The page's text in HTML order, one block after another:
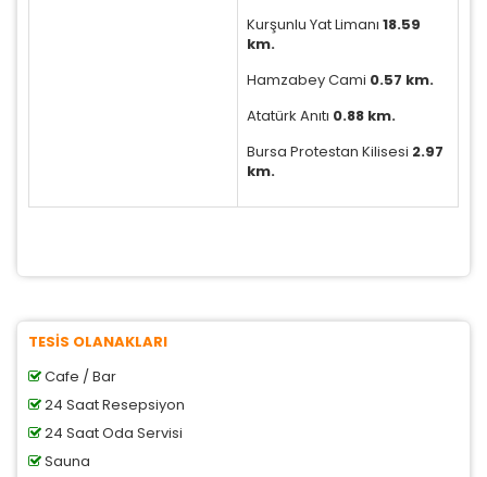
için kullanılır. Kapatırsanız reklamları görmeye devam
edersiniz, ancak daha az alakalı olabilirler.
Kurşunlu Yat Limanı 18.59
km.
Hamzabey Cami 0.57 km.
Atatürk Anıtı 0.88 km.
Bursa Protestan Kilisesi 2.97
km.
TESİS OLANAKLARI
Cafe / Bar
24 Saat Resepsiyon
24 Saat Oda Servisi
Sauna